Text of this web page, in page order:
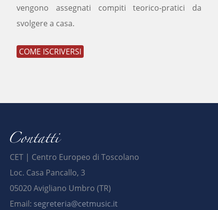
vengono assegnati compiti teorico-pratici da
svolgere a casa.
COME ISCRIVERSI
CET | Centro Europeo di Toscolano
Loc. Casa Pancallo, 3
05020 Avigliano Umbro (TR)
Email: segreteria@cetmusic.it